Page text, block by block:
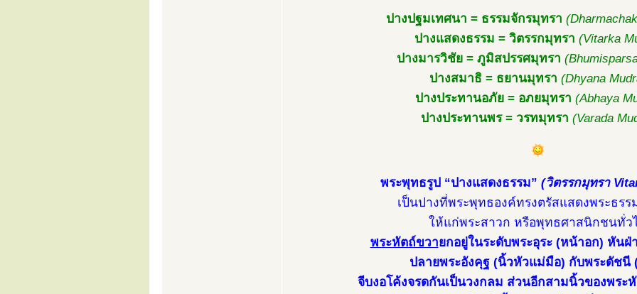
ปางปฐมเทศนา = ธรรมจักรมุทรา
ปางแสดงธรรม = วิตรรกมุทรา (Vitarka
ปางมารวิชัย = ภูมิสปรรศมุทรา
ปางสมาธิ = ธยานมุทรา (Dhyana
ปางประทานอภัย = อภยมุทรา (Abhaya
ปางประทานพร = วรทมุทรา (Varada
พระพุทธรูป “ปางแสดงธรรม” (วิตรรกมุทรา
เป็นปางที่พระพุทธองค์ทรงตรัสแสดงพระธร
ให้แก่พระสาวก หรือพุทธศาสนิกชนทั่ว
พระหัตถ์ขวายกอยู่ในระดับพระอุระ (หน้าอก) หันฝ่
ปลายพระอังคุฐ (นิ้วหัวแม่มือ) กับพระดัชนี
จีบงอโค้งจรดกันเป็นวงกลม ส่วนอีกสามนิ้วของพระ